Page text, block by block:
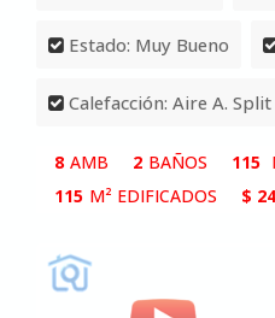
Estado: Muy Bueno
Calefacción: Aire A. Split
8 AMB 2 BAÑOS 115
115 M² EDIFICADOS $